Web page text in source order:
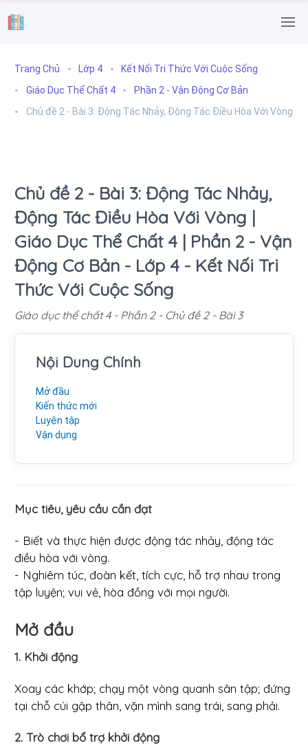
.
Trang Chủ Lớp 4
Kết Nối Tri Thức Với Cuộc Sống
Giáo Dục Thể Chất 4
Phần 2 - Vận Động Cơ Bản
Chủ đề 2 - Bài 3: Động Tác Nhảy, Động Tác Điều Hòa Với Vòng
Chủ đề 2 - Bài 3: Động Tác Nhảy,
Động Tác Điều Hòa Với Vòng |
Giáo Dục Thể Chất 4 | Phần 2 - Vận
Động Cơ Bản - Lớp 4 - Kết Nối Tri
Thức Với Cuộc Sống
Giáo dục thể chất 4 - Phần 2 - Chủ đề 2 - Bài 3
Nội Dung Chính
Mở đầu
Kiến thức mới
Luyện tập
Vận dụng
Mục tiêu, yêu cầu cần đạt
- Biết và thực hiện được động tác nhảy, động tác
điều hòa với vòng.
- Nghiêm túc, đoàn kết, tích cực, hỗ trợ nhau trong
tập luyện; vui vẻ, hòa đồng với mọi người.
Mở đầu
1. Khởi động
Xoay các khớp; chạy một vòng quanh sân tập; đứng
tại chỗ cúi gập thân, vặn mình sang trái, sang phải.
2. Trò chơi bổ trợ khởi động